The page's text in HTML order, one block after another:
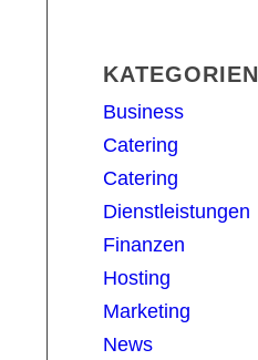
KATEGORIEN
Business
Catering
Catering
Dienstleistungen
Finanzen
Hosting
Marketing
News